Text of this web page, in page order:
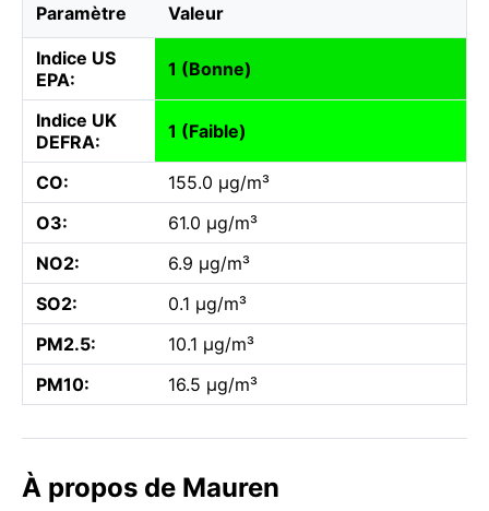
Paramètre Valeur
Indice US
EPA:
1 (Bonne)
Indice UK
DEFRA:
1 (Faible)
CO:
155.0 µg/m³
O3:
61.0 µg/m³
NO2:
6.9 µg/m³
SO2:
0.1 µg/m³
PM2.5:
10.1 µg/m³
PM10:
16.5 µg/m³
À propos de Mauren